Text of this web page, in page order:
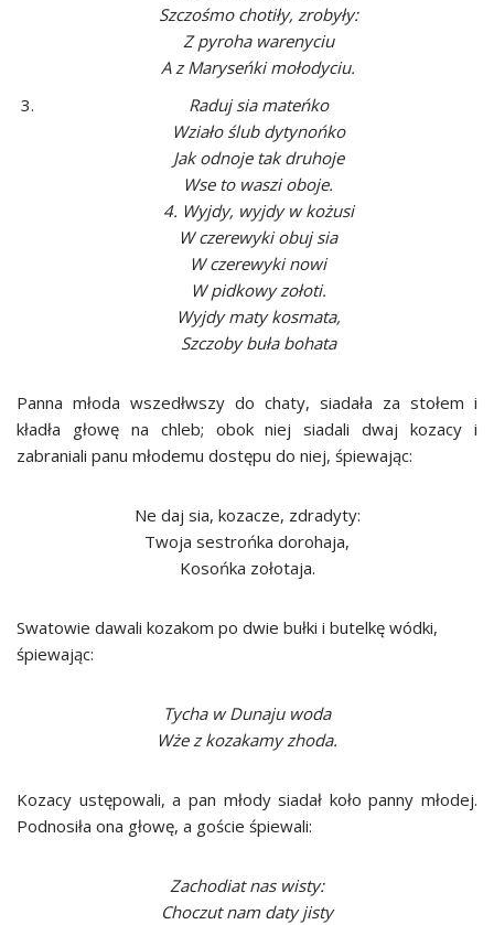
Szczośmo chotiły, zrobyły:
Z pyroha warenyciu
A z Maryseńki mołodyciu.
Raduj sia mateńko
Wziało ślub dytynońko
Jak odnoje tak druhoje
Wse to waszi oboje.
4. Wyjdy, wyjdy w kożusi
W czerewyki obuj sia
W czerewyki nowi
W pidkowy zołoti.
Wyjdy maty kosmata,
Szczoby buła bohata
Panna młoda wszedłwszy do chaty, siadała za stołem i
kładła głowę na chleb; obok niej siadali dwaj kozacy i
zabraniali panu młodemu dostępu do niej, śpiewając:
Ne daj sia, kozacze, zdradyty:
Twoja sestrońka dorohaja,
Kosońka zołotaja.
Swatowie dawali kozakom po dwie bułki i butelkę wódki,
śpiewając:
Tycha w Dunaju woda
Wże z kozakamy zhoda.
Kozacy ustępowali, a pan młody siadał koło panny młodej.
Podnosiła ona głowę, a goście śpiewali:
Zachodiat nas wisty:
Choczut nam daty jisty